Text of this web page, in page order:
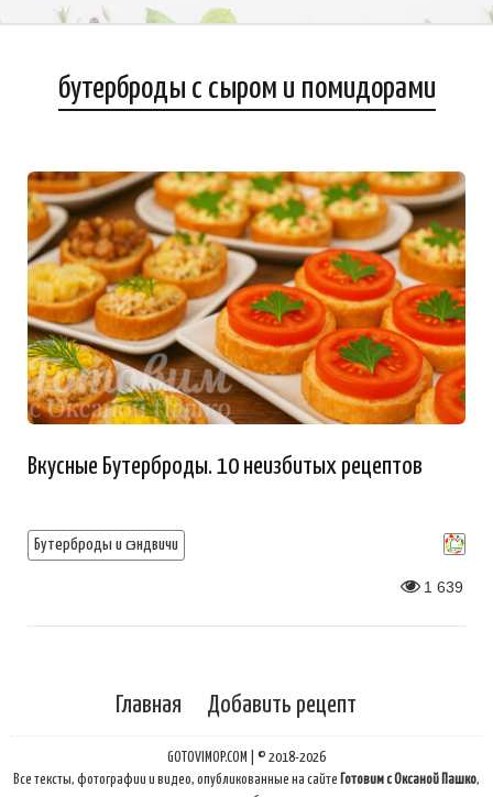
бутерброды с сыром и помидорами
Вкусные Бутерброды. 10 неизбитых рецептов
Бутерброды и сэндвичи
1 639
Главная Добавить рецепт
GOTOVIMOP.COM | © 2018-2026
Все тексты, фотографии и видео, опубликованные на сайте Готовим с Оксаной Пашко,